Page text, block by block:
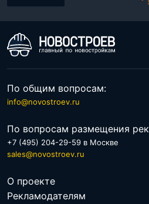
По общим вопросам:
info@novostroev.ru
По вопросам размещения
+7 (495) 204-29-59 в Москве
sales@novostroev.ru
О проекте
Рекламодателям